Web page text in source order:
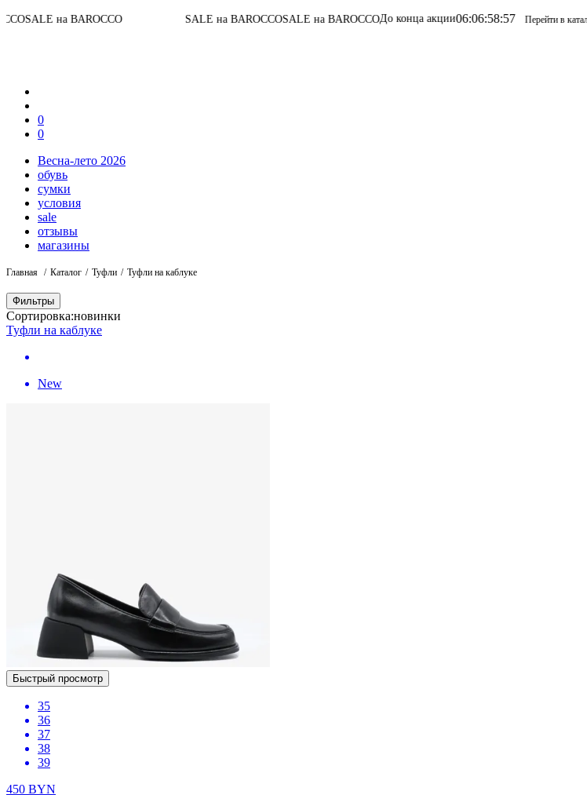
на BAROCCO SALE на BAROCCOSALE на BAROCCOДо конца акции06 :06:58:57 Перейти в каталог
0
0
Весна-лето 2026
обувь
сумки
условия
sale
отзывы
магазины
Главная Каталог Туфли Туфли на каблуке
Фильтры
Сортировка:новинки
Туфли на каблуке
New
Быстрый просмотр
35
36
37
38
39
450 BYN